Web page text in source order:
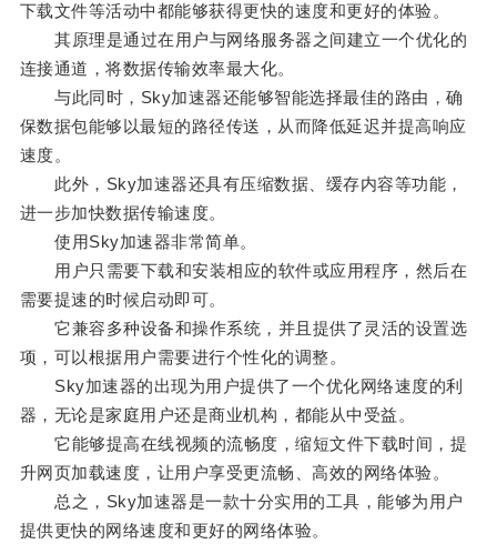
下载文件等活动中都能够获得更快的速度和更好的体验。
其原理是通过在用户与网络服务器之间建立一个优化的
连接通道，将数据传输效率最大化。
与此同时，Sky加速器还能够智能选择最佳的路由，确
保数据包能够以最短的路径传送，从而降低延迟并提高响应
速度。
此外，Sky加速器还具有压缩数据、缓存内容等功能，
进一步加快数据传输速度。
使用Sky加速器非常简单。
用户只需要下载和安装相应的软件或应用程序，然后在
需要提速的时候启动即可。
它兼容多种设备和操作系统，并且提供了灵活的设置选
项，可以根据用户需要进行个性化的调整。
Sky加速器的出现为用户提供了一个优化网络速度的利
器，无论是家庭用户还是商业机构，都能从中受益。
它能够提高在线视频的流畅度，缩短文件下载时间，提
升网页加载速度，让用户享受更流畅、高效的网络体验。
总之，Sky加速器是一款十分实用的工具，能够为用户
提供更快的网络速度和更好的网络体验。